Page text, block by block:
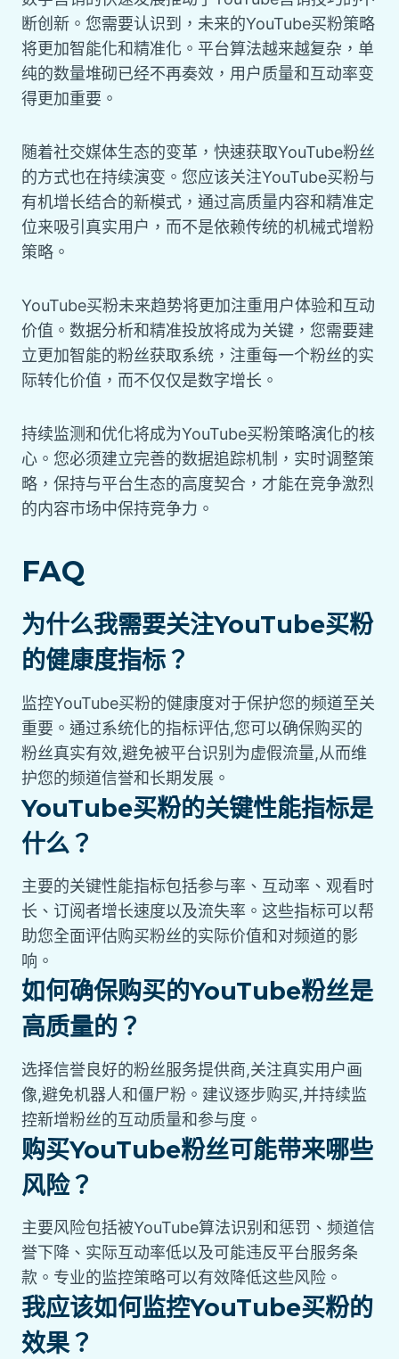
断创新。您需要认识到，未来的YouTube买粉策略
将更加智能化和精准化。平台算法越来越复杂，单
纯的数量堆砌已经不再奏效，用户质量和互动率变
得更加重要。
随着社交媒体生态的变革，快速获取YouTube粉丝
的方式也在持续演变。您应该关注YouTube买粉与
有机增长结合的新模式，通过高质量内容和精准定
位来吸引真实用户，而不是依赖传统的机械式增粉
策略。
YouTube买粉未来趋势将更加注重用户体验和互动
价值。数据分析和精准投放将成为关键，您需要建
立更加智能的粉丝获取系统，注重每一个粉丝的实
际转化价值，而不仅仅是数字增长。
持续监测和优化将成为YouTube买粉策略演化的核
心。您必须建立完善的数据追踪机制，实时调整策
略，保持与平台生态的高度契合，才能在竞争激烈
的内容市场中保持竞争力。
FAQ
为什么我需要关注YouTube买粉
的健康度指标？
监控YouTube买粉的健康度对于保护您的频道至关
重要。通过系统化的指标评估,您可以确保购买的
粉丝真实有效,避免被平台识别为虚假流量,从而维
护您的频道信誉和长期发展。
YouTube买粉的关键性能指标是
什么？
主要的关键性能指标包括参与率、互动率、观看时
长、订阅者增长速度以及流失率。这些指标可以帮
助您全面评估购买粉丝的实际价值和对频道的影
响。
如何确保购买的YouTube粉丝是
高质量的？
选择信誉良好的粉丝服务提供商,关注真实用户画
像,避免机器人和僵尸粉。建议逐步购买,并持续监
控新增粉丝的互动质量和参与度。
购买YouTube粉丝可能带来哪些
风险？
主要风险包括被YouTube算法识别和惩罚、频道信
誉下降、实际互动率低以及可能违反平台服务条
款。专业的监控策略可以有效降低这些风险。
我应该如何监控YouTube买粉的
效果？